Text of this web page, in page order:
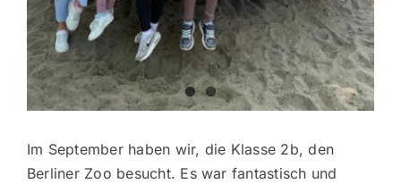
Im September haben wir, die Klasse 2b, den
Berliner Zoo besucht. Es war fantastisch und